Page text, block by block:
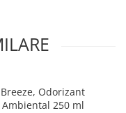
Breeze, Odorizant
Ambiental 250 ml